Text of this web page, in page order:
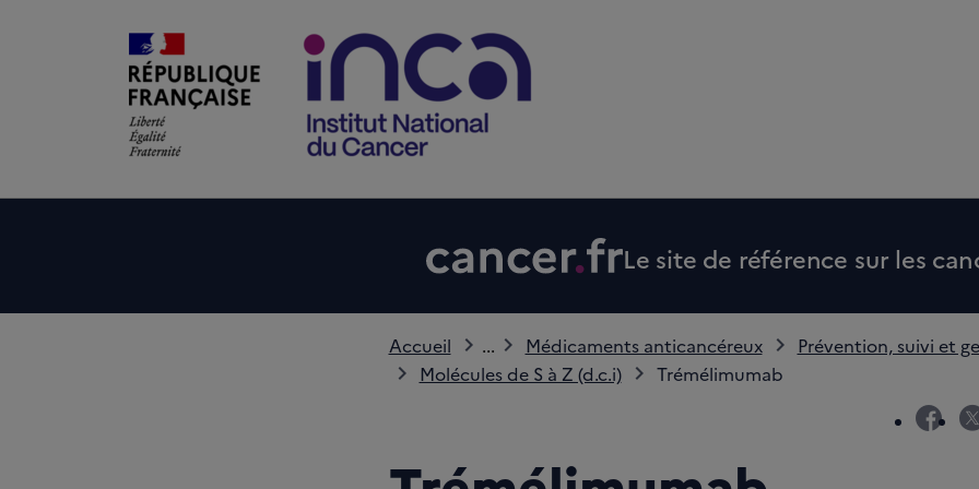
Le site de référence sur les
Accueil ... Médicaments anticancéreux
Prévention, suivi et
Molécules de S à Z (d.c.i)
Trémélimumab